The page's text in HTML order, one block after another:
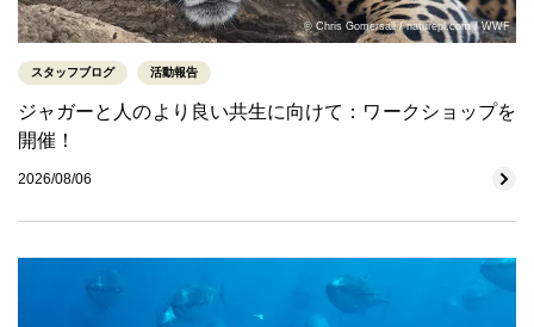
© Chris Gomersall / naturepl.com / WWF
スタッフブログ 活動報告
ジャガーと人のより良い共生に向けて：ワークショップを
開催！
2026/08/06